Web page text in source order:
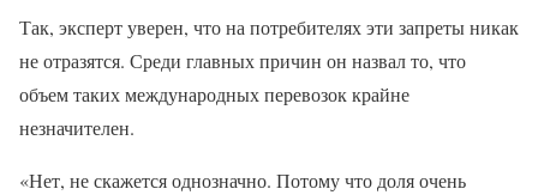
Так, эксперт уверен, что на потребителях эти запреты никак
не отразятся. Среди главных причин он назвал то, что
объем таких международных перевозок крайне
незначителен.
«Нет, не скажется однозначно. Потому что доля очень